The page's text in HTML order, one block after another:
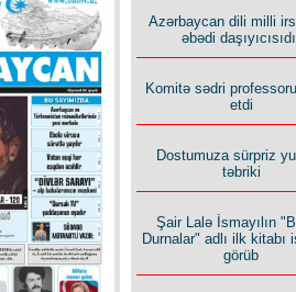
Rusiyanın süqutunu
edən beş şərt
Azərbaycan dili milli
əbədi
Komitə sədri
etdi
Dostumuza sürpriz
təbriki
Şair Lalə İsmayılın
Durnalar" adlı ilk kitabı
görüb